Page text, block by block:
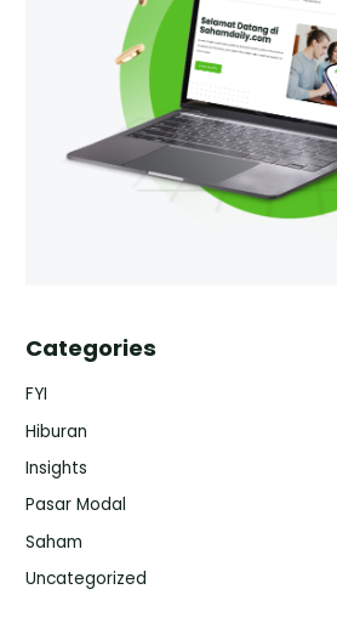
Categories
FYI
Hiburan
Insights
Pasar Modal
Saham
Uncategorized